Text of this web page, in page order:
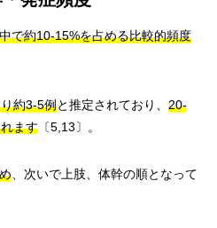
で約10-15%を占める比較的頻度
約3-5例と推定されており、 20-
ます 〔5,13〕。
、次いで上肢、体幹の順となって